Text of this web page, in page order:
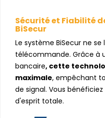
Sécurité et Fiabilité
BiSecur
Le système BiSecur ne
télécommande. Grâce à
bancaire, cette
maximale, empêchant
de signal. Vous
d'esprit totale.